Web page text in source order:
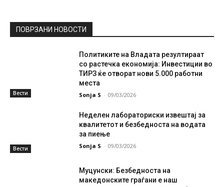
ПОВРЗАНИ НОВОСТИ
Вести
Политиките на Владата резултираат
со растечка економија: Инвестиции во
ТИРЗ ќе отворат нови 5.000 работни
места
Sonja S - 09/03/2026
Вести
Неделен лабораториски извештај за
квалитетот и безбедноста на водата
за пиење
Sonja S - 09/03/2026
Муцунски: Безбедноста на
македонските граѓани е наш